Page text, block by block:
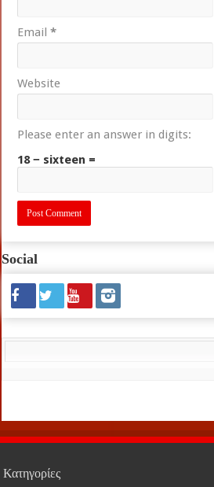
Email*
Website
Please enter an answer in digits:
18 − sixteen =
Social
Κατηγορίες